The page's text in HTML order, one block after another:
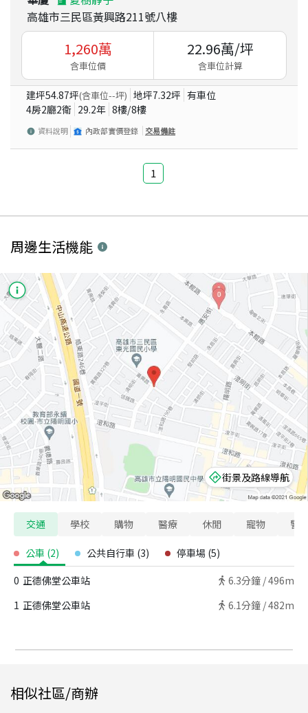
高雄市三民區黃興路211號八樓
1,260萬
含車位價
22.96萬/坪
含車位計算
建坪54.87坪(含車位--坪) 地坪7.32坪 有車位
4房2廳2衛 29.2年 8樓/8樓
資料說明 內政部實價登錄 交易備註
1
周邊生活機能
街景及路線導航
交通 學校 購物 醫療 休閒 寵物 警
公車 (2) 公共自行車 (3) 停車場 (5)
0 正德佛堂公車站 6.3分鐘 /496m
1 正德佛堂公車站 6.1分鐘 /482m
相似社區/商辦